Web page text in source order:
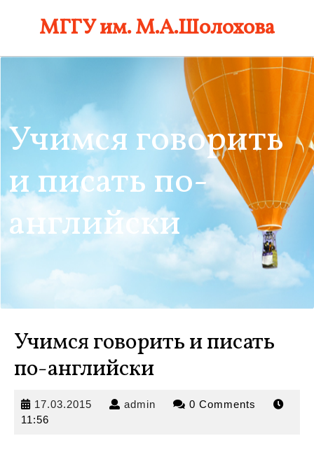
МГГУ им. М.А.Шолохова
Учимся говорить
и писать по-
английски
Учимся говорить и писать
по-английски
17.03.2015 17.03.2015
admin admin 0 Comments
11:56